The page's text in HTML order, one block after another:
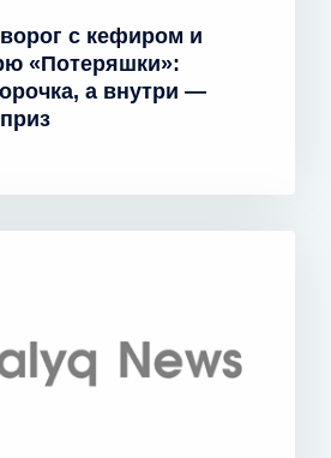
с кефиром и
«Потеряшки»:
а внутри —